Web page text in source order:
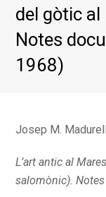
del gòtic
Notes
1968)
Josep M.
L’art antic al
salomònic).